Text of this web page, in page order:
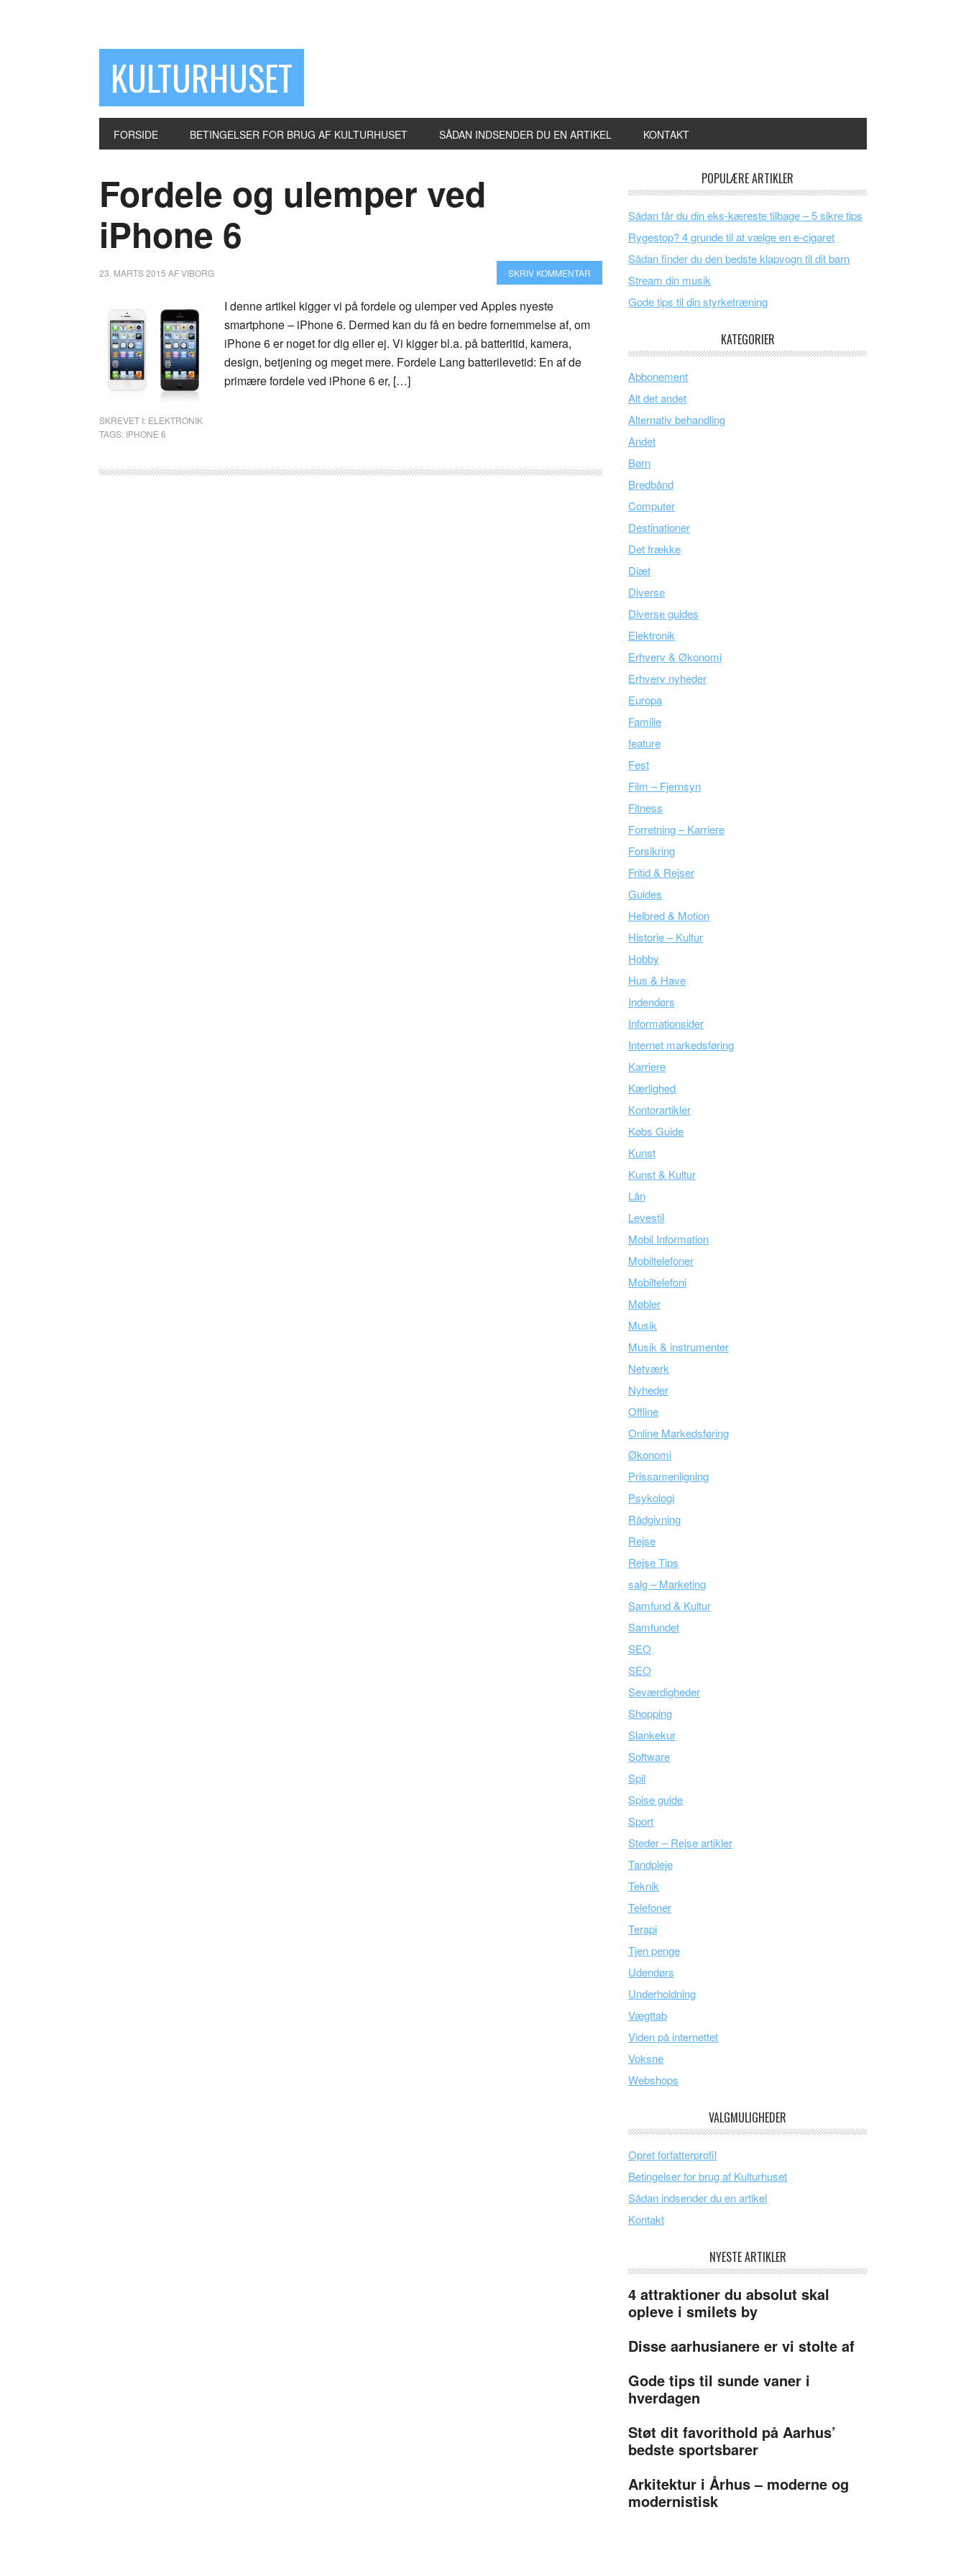
KULTURHUSET
FORSIDE BETINGELSER FOR BRUG AF KULTURHUSET SÅDAN INDSENDER DU EN ARTIKEL KONTAKT
Fordele og ulemper ved
iPhone 6
23. MARTS 2015 AFVIBORG SKRIV KOMMENTAR
I denne artikel kigger vi på fordele og ulemper ved Apples nyeste
smartphone – iPhone 6. Dermed kan du få en bedre fornemmelse af, om
iPhone 6 er noget for dig eller ej. Vi kigger bl.a. på batteritid, kamera,
design, betjening og meget mere. Fordele Lang batterilevetid: En af de
primære fordele ved iPhone 6 er, […]
SKREVET I: ELEKTRONIK
TAGS: IPHONE 6
POPULÆRE ARTIKLER
Sådan får du din eks-kæreste tilbage – 5 sikre tips
Rygestop? 4 grunde til at vælge en e-cigaret
Sådan finder du den bedste klapvogn til dit barn
Stream din musik
Gode tips til din styrketræning
KATEGORIER
Abbonement
Alt det andet
Alternativ behandling
Andet
Børn
Bredbånd
Computer
Destinationer
Det frække
Diæt
Diverse
Diverse guides
Elektronik
Erhverv & Økonomi
Erhverv nyheder
Europa
Familie
feature
Fest
Film – Fjernsyn
Fitness
Forretning – Karriere
Forsikring
Fritid & Rejser
Guides
Helbred & Motion
Historie – Kultur
Hobby
Hus & Have
Indendørs
Informationsider
Internet markedsføring
Karriere
Kærlighed
Kontorartikler
Købs Guide
Kunst
Kunst & Kultur
Lån
Levestil
Mobil Information
Mobiltelefoner
Mobiltelefoni
Møbler
Musik
Musik & instrumenter
Netværk
Nyheder
Offline
Online Markedsføring
Økonomi
Prissamenligning
Psykologi
Rådgivning
Rejse
Rejse Tips
salg – Marketing
Samfund & Kultur
Samfundet
SEO
SEO
Seværdigheder
Shopping
Slankekur
Software
Spil
Spise guide
Sport
Steder – Rejse artikler
Tandpleje
Teknik
Telefoner
Terapi
Tjen penge
Udendørs
Underholdning
Vægttab
Viden på internettet
Voksne
Webshops
VALGMULIGHEDER
Opret forfatterprofil
Betingelser for brug af Kulturhuset
Sådan indsender du en artikel
Kontakt
NYESTE ARTIKLER
4 attraktioner du absolut skal
opleve i smilets by
Disse aarhusianere er vi stolte af
Gode tips til sunde vaner i
hverdagen
Støt dit favorithold på Aarhus’
bedste sportsbarer
Arkitektur i Århus – moderne og
modernistisk